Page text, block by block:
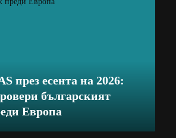
през есента на 2026:
българският
Европа